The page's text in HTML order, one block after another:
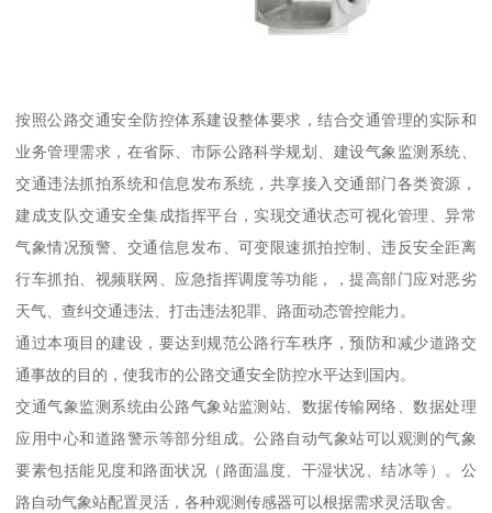
按照公路交通安全防控体系建设整体要求，结合交通管理的实际和
业务管理需求，在省际、市际公路科学规划、建设气象监测系统、
交通违法抓拍系统和信息发布系统，共享接入交通部门各类资源，
建成支队交通安全集成指挥平台，实现交通状态可视化管理、异常
气象情况预警、交通信息发布、可变限速抓拍控制、违反安全距离
行车抓拍、视频联网、应急指挥调度等功能，，提高部门应对恶劣
天气、查纠交通违法、打击违法犯罪、路面动态管控能力。
通过本项目的建设，要达到规范公路行车秩序，预防和减少道路交
通事故的目的，使我市的公路交通安全防控水平达到国内。
交通气象监测系统由公路气象站监测站、数据传输网络、数据处理
应用中心和道路警示等部分组成。公路自动气象站可以观测的气象
要素包括能见度和路面状况（路面温度、干湿状况、结冰等）。公
路自动气象站配置灵活，各种观测传感器可以根据需求灵活取舍。